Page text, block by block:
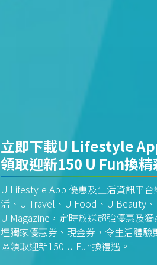
立即下載U Lifestyle
領取迎新150 U Fun換精
U Lifestyle App 優惠及生活資訊平
活、U Travel、U Food、U Beauty
U Magazine，定時放送超強優惠及
埋獨家優惠券、現金券，令生活體
區領取迎新150 U Fun換禮遇。